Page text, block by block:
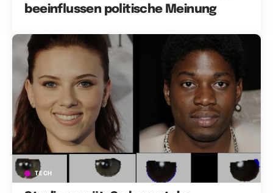
beeinflussen politische Meinung
TECH